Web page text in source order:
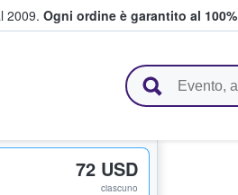
2009. Ogni ordine è garantito al 100%
biglietti
72 USD
ciascuno